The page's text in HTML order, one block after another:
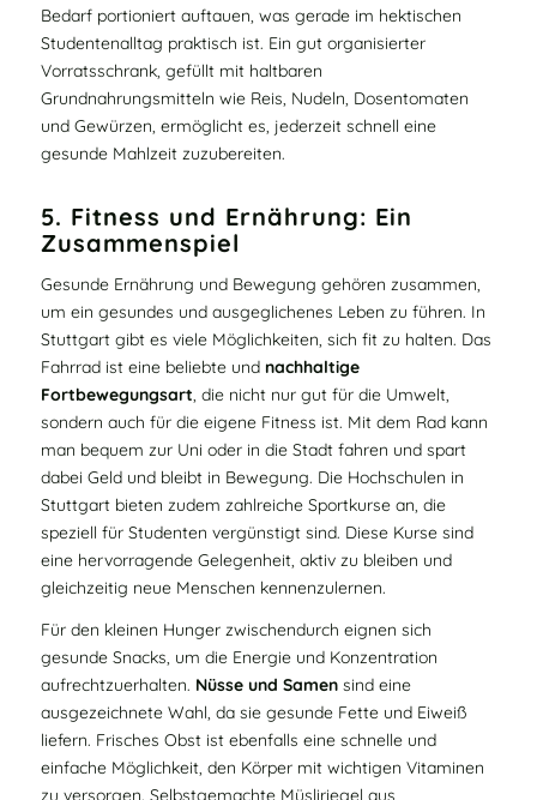
Bedarf portioniert auftauen, was gerade im hektischen
Studentenalltag praktisch ist. Ein gut organisierter
Vorratsschrank, gefüllt mit haltbaren
Grundnahrungsmitteln wie Reis, Nudeln, Dosentomaten
und Gewürzen, ermöglicht es, jederzeit schnell eine
gesunde Mahlzeit zuzubereiten.
5. Fitness und Ernährung: Ein
Zusammenspiel
Gesunde Ernährung und Bewegung gehören zusammen,
um ein gesundes und ausgeglichenes Leben zu führen. In
Stuttgart gibt es viele Möglichkeiten, sich fit zu halten. Das
Fahrrad ist eine beliebte und nachhaltige
Fortbewegungsart, die nicht nur gut für die Umwelt,
sondern auch für die eigene Fitness ist. Mit dem Rad kann
man bequem zur Uni oder in die Stadt fahren und spart
dabei Geld und bleibt in Bewegung. Die Hochschulen in
Stuttgart bieten zudem zahlreiche Sportkurse an, die
speziell für Studenten vergünstigt sind. Diese Kurse sind
eine hervorragende Gelegenheit, aktiv zu bleiben und
gleichzeitig neue Menschen kennenzulernen.
Für den kleinen Hunger zwischendurch eignen sich
gesunde Snacks, um die Energie und Konzentration
aufrechtzuerhalten. Nüsse und Samensind eine
ausgezeichnete Wahl, da sie gesunde Fette und Eiweiß
liefern. Frisches Obst ist ebenfalls eine schnelle und
einfache Möglichkeit, den Körper mit wichtigen Vitaminen
zu versorgen. Selbstgemachte Müsliriegel aus